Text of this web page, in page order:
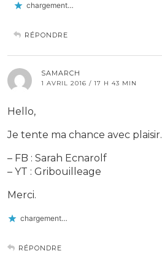
chargement…
RÉPONDRE
SAMARCH
1 AVRIL 2016 / 17 H 43 MIN
Hello,
Je tente ma chance avec plaisir.
– FB : Sarah Ecnarolf
– YT : Gribouilleage
Merci.
chargement…
RÉPONDRE